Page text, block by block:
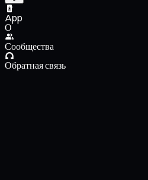
App
О
Сообщества
Обратная связь